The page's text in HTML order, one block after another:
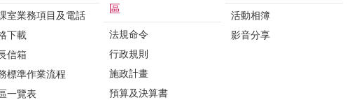
室業務項目及電話
下載
信箱
標準作業流程
一覽表
區
法規命令
行政規則
施政計畫
預算及決算書
活動相簿
影音分享